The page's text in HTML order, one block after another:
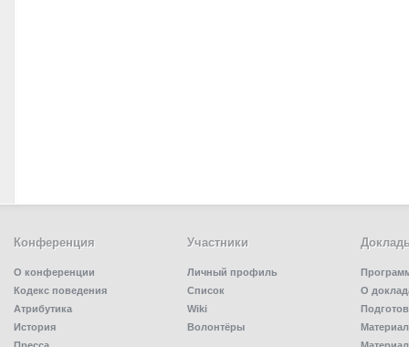
Конференция
О конференции
Кодекс поведения
Атрибутика
История
Участники
Личный профиль
Список
Wiki
Волонтёры
О